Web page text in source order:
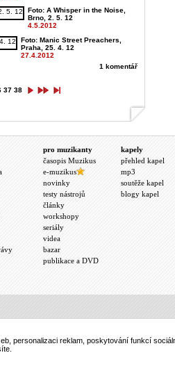
Foto: A Whisper in the Noise,
Brno, 2. 5. 12
4.5.2012
Foto: Manic Street Preachers,
Praha, 25. 4. 12
27.4.2012
1 komentář
37 38
pro muzikanty
časopis Muzikus
e-muzikus
novinky
testy nástrojů
články
workshopy
seriály
videa
bazar
publikace a DVD
kapely
přehled kapel
mp3
soutěže kapel
blogy kapel
personalizaci reklam, poskytování funkcí